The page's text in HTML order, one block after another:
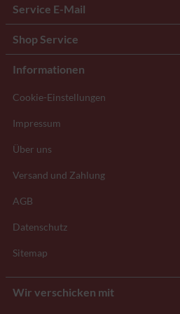
Service E-Mail
Shop Service
Informationen
Cookie-Einstellungen
Impressum
Über uns
Versand und Zahlung
AGB
Datenschutz
Sitemap
Wir verschicken mit